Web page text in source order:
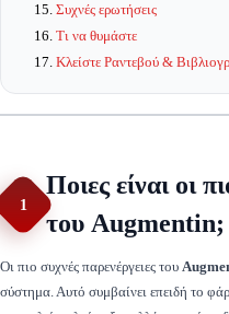
Συχνές ερωτήσεις
Τι να θυμάστε
Κλείστε Ραντεβού &
1
Ποιες είναι οι
του Augmentin;
Οι πιο συχνές παρενέργειες του
σύστημα. Αυτό συμβαίνει επειδή το